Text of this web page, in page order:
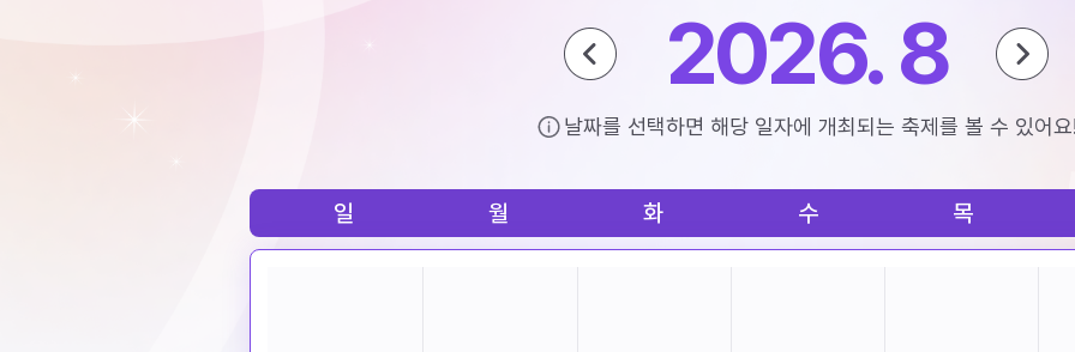
2026. 8
날짜를 선택하면 해당 일자에 개최되는 축제를 볼 수 있어
일 월 화 수 목